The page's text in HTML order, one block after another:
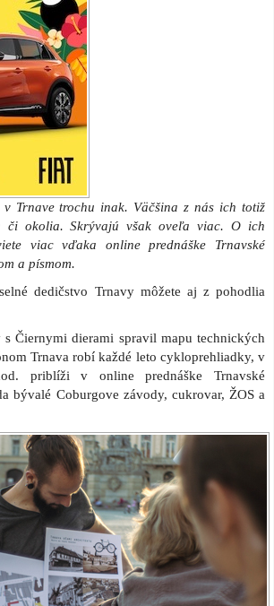
Trnave trochu inak. Väčšina z nás ich totiž
či okolia. Skrývajú však oveľa viac. O ich
viac vďaka online prednáške Trnavské
a písmom.
dedičstvo Trnavy môžete aj z pohodlia
Čiernymi dierami spravil mapu technických
Trnava robí každé leto cykloprehliadky, v
priblíži v online prednáške Trnavské
bývalé Coburgove závody, cukrovar, ŽOS a